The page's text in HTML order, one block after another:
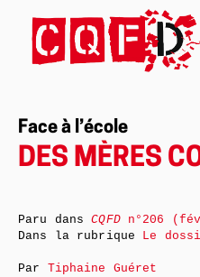
Face à l’école
DES MÈRES
Paru dansCQFDn°206
Dans la rubrique Le
Par Tiphaine Guéret